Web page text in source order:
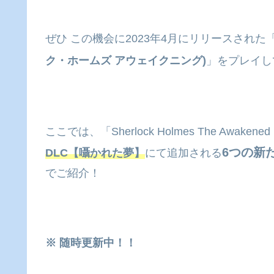
ぜひ この機会に2023年4月にリリースされた
ク・ホームズ アウェイクニング) 」をプレイ
ここでは、「Sherlock Holmes The
DLC【囁かれた夢】にて追加される6つの新
でご紹介！
※ 随時更新中！！